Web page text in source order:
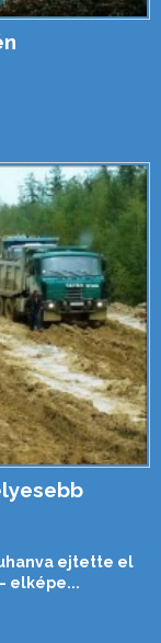
ejtette el
elképe...